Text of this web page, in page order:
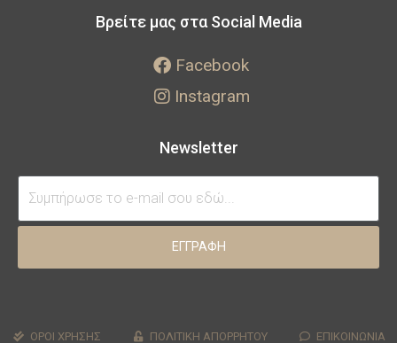
Βρείτε μας στα Social Media
Facebook
Instagram
Newsletter
ΕΓΓΡΑΦΗ
ΟΡΟΙ ΧΡΗΣΗΣ ΠΟΛΙΤΙΚΗ ΑΠΟΡΡΗΤΟΥ ΕΠΙΚΟΙΝΩΝΙΑ